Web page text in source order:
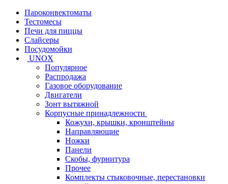
Пароконвектоматы
Тестомесы
Печи для пиццы
Слайсеры
Посудомойки
UNOX
Популярное
Распродажа
Газовое оборудование
Двигатели
Зонт вытяжной
Корпусные принадлежности
Кожухи, крышки, кронштейны
Направляющие
Ножки
Панели
Cкобы, фурнитура
Прочее
Комплекты стыковочные, перестановки